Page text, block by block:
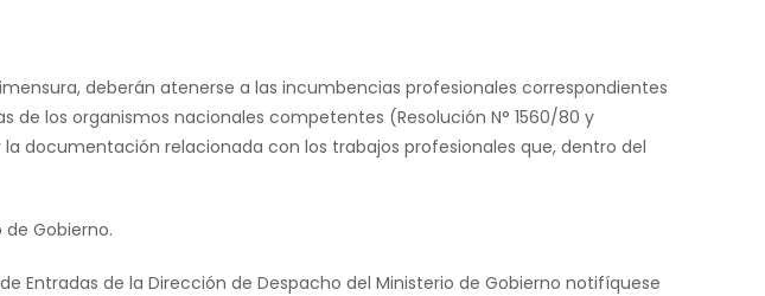
deberán atenerse a las incumbencias profesionales correspondientes
los organismos nacionales competentes (Resolución N° 1560/80 y
documentación relacionada con los trabajos profesionales que, dentro del
Gobierno.
Entradas de la Dirección de Despacho del Ministerio de Gobierno notifíquese